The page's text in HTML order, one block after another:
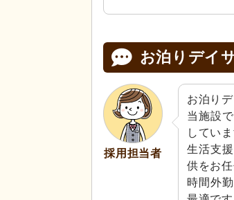
お泊りデイ
採用担当者
お泊り
当施設
していま
生活支
供をお任
時間外